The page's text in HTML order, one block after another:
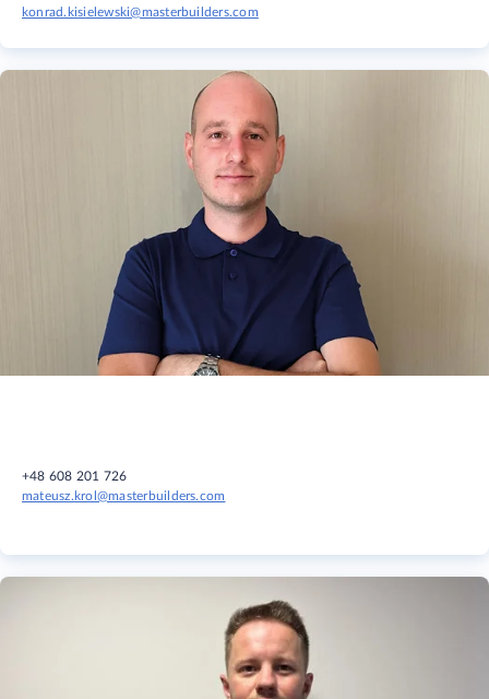
konrad.kisielewski@masterbuilders.com
+48 608 201 726
mateusz.krol@masterbuilders.com